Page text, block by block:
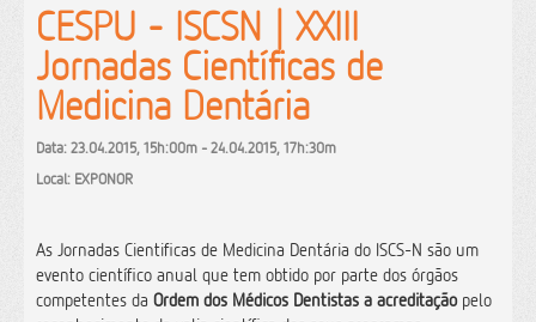
CESPU - ISCSN | XXIII
Jornadas Científicas de
Medicina Dentária
Data: 23.04.2015, 15h:00m - 24.04.2015, 17h:30m
Local: EXPONOR
As Jornadas Cientificas de Medicina Dentária do ISCS-N são um
evento científico anual que tem obtido por parte dos órgãos
competentes da Ordem dos Médicos Dentistas a acreditaçãopelo